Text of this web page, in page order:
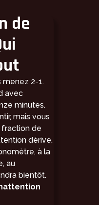
de
menez 2-1.
avec
minutes.
mais vous
fraction de
dérive.
à la
au
bientôt.